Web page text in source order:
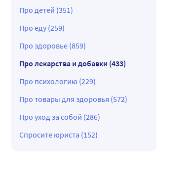
Про детей (351)
Про еду (259)
Про здоровье (859)
Про лекарства и добавки (433)
Про психологию (229)
Про товары для здоровья (572)
Про уход за собой (286)
Спросите юриста (152)